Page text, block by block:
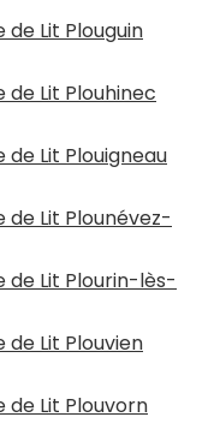
Lit Plouguin
Lit Plouhinec
Lit Plouigneau
Lit Plounévez-
de Lit Plourin-lès-
Lit Plouvien
de Lit Plouvorn